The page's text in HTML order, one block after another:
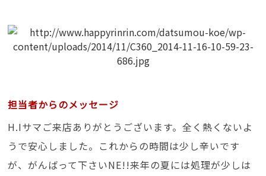
担当者からのメッセージ
H.Iサマご来店ありがとうございます。全く熱くないよ
うで安心しました。これからの時間は少し辛いです
が、がんばって下さいNE!!来年の夏には処理が少しは